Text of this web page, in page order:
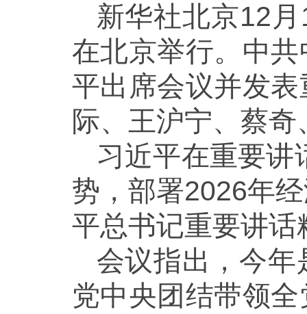
新华社北京12
在北京举行。中
平出席会议并发
际、王沪宁、蔡
习近平在重要讲
势，部署2026年
平总书记重要讲
会议指出，今
党中央团结带领